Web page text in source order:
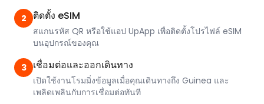
2 ติดตั้ง eSIM
สแกนรหัส QR หรือใช้แอป UpApp เพื่อติดตั้งโปรไฟล์ eSIM
บนอุปกรณ์ของคุณ
3 เชื่อมต่อและออกเดินทาง
เปิดใช้งานโรมมิ่งข้อมูลเมื่อคุณเดินทางถึง Guinea และ
เพลิดเพลินกับการเชื่อมต่อทันที